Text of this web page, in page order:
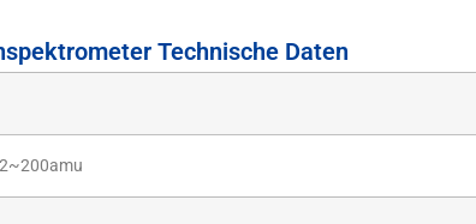
Technische Daten